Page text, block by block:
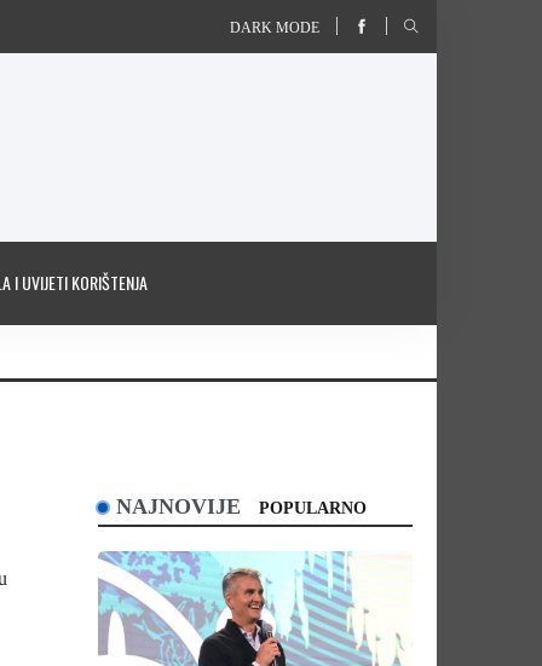
DARK MODE
I UVIJETI KORIŠTENJA
NAJNOVIJE POPULARNO